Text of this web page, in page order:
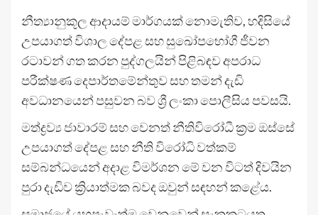
නීත්‍යානුකූල ආදායම් මාර්ගයක් නොමැතිව, හදිසියේ
උපයාගත් විශාල දේපළ සහ සුඛෝපභෝගී ජීවන
රටාවන් ගත කරන පුද්ගලයින් පිළිබඳව අපරාධ
පරීක්ෂණ දෙපාර්තමේන්තුව සහ තමන් දැඩි
අවධානයෙන් පසුවන බව ශ්‍රී ලංකා පොලීසිය පවසයි.
මත්ද්‍රව්‍ය ජාවාරම් සහ වෙනත් නීතිවිරෝධී ක්‍රම ඔස්සේ
උපයාගත් දේපළ සහ නීති විරෝධි වත්කම්
සම්බන්ධයෙන් අදාළ විමර්ශන මේ වන විටත් දිවයින
පුරා දැඩිව ක්‍රියාත්මක බවද ඔවුන් සඳහන් කළේය.